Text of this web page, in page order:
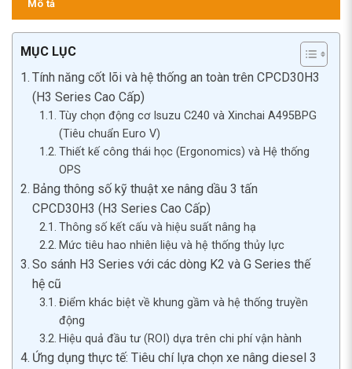
Mô tả
MỤC LỤC
Tính năng cốt lõi và hệ thống an toàn trên CPCD30H3
(H3 Series Cao Cấp)
Tùy chọn động cơ Isuzu C240 và Xinchai A495BPG
(Tiêu chuẩn Euro V)
Thiết kế công thái học (Ergonomics) và Hệ thống
OPS
Bảng thông số kỹ thuật xe nâng dầu 3 tấn
CPCD30H3 (H3 Series Cao Cấp)
Thông số kết cấu và hiệu suất nâng hạ
Mức tiêu hao nhiên liệu và hệ thống thủy lực
So sánh H3 Series với các dòng K2 và G Series thế
hệ cũ
Điểm khác biệt về khung gầm và hệ thống truyền
động
Hiệu quả đầu tư (ROI) dựa trên chi phí vận hành
Ứng dụng thực tế: Tiêu chí lựa chọn xe nâng diesel 3